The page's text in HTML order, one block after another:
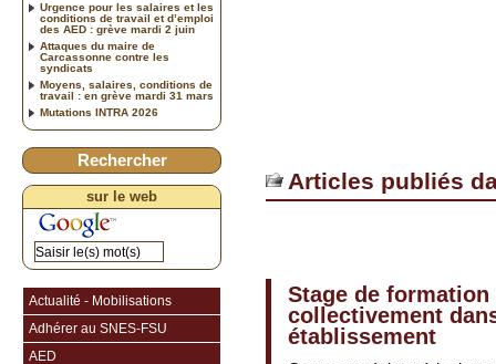
Articles publiés
Stage de
collectivement
établissement
Urgence pour les salaires et les
conditions de travail et d’emploi
des AED : grève mardi 2 juin
Attaques du maire de
Carcassonne contre les
syndicats
Moyens, salaires, conditions de
travail : en grève mardi 31 mars
Mutations INTRA 2026
Rechercher
sur le web
Actualité - Mobilisations
Adhérer au SNES-FSU
AED